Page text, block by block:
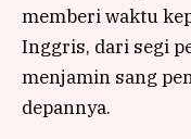
memberi waktu
Inggris, dari segi
menjamin sang
depannya.